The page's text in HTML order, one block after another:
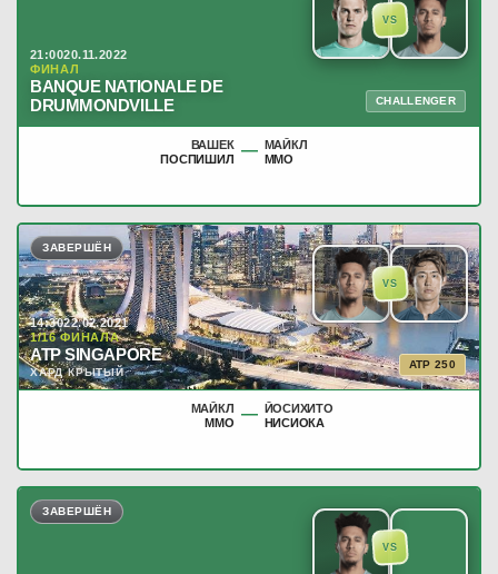
VS
21:0020.11.2022
ФИНАЛ
BANQUE NATIONALE DE
DRUMMONDVILLE
CHALLENGER
ВАШЕК
ПОСПИШИЛ — МАЙКЛ
ММО
VS
ЗАВЕРШЁН
14:3022.02.2021
1/16 ФИНАЛА
ATP SINGAPORE
ХАРД КРЫТЫЙ
ATP 250
МАЙКЛ
ММО — ЙОСИХИТО
НИСИОКА
VS
ЗАВЕРШЁН